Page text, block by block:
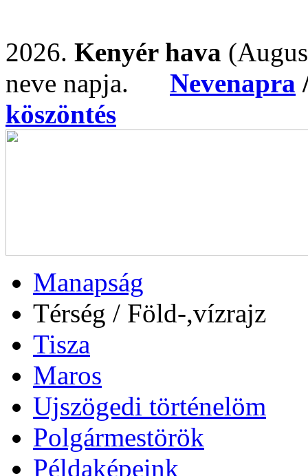
2026. Kenyér hava
neve napja. Nevenapra
köszöntés
Manapság
Térség / Föld-,vízrajz
Tisza
Maros
Ujszögedi történelöm
Polgármestörök
Példaképeink